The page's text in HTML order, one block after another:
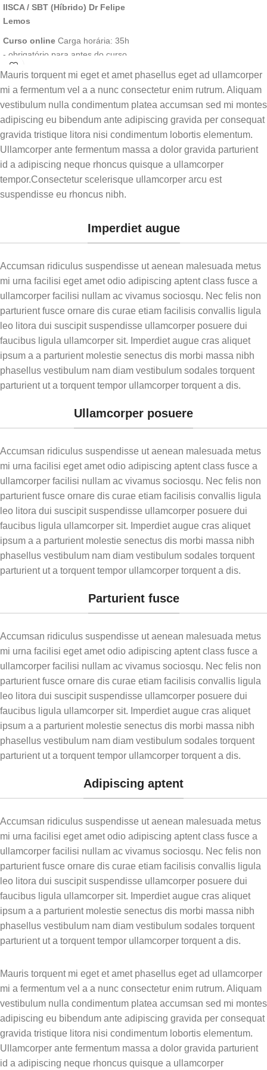
IISCA / SBT (Híbrido) Dr Felipe
Lemos
Curso online Carga horária: 35h
- obrigatório para antes do curso
Comportamentos-problema e
Análise Funcional
Introdução aos conceitos
fundamentais e a evolução da
análise funcional.
Módulo 2: O que é a IISCA
Exploração dos 5 componentes
nucleares da Análise de
Informada por Entrevista.
Módulo 3: Precursores e co-
Como identificar e utilizar
comportamentos precursores
para uma avaliação mais segura.
Módulo 4: Sintetizando -
antecedentes, respostas e
consequências
A lógica por trás da criação de
contingências sintetizadas que
Módulo 5: Entrevista
entrevista semiestruturada que
informa toda a análise.
Módulo 6: Planejamento da
IISCA
Como organizar o setting,
materiais e equipe para uma
aplicação bem-sucedida.
Módulo 7: Aplicando a IISCA
de implementação da análise
funcional.
Módulo 8: Registro e gráficos
Como coletar e analisar os dados
para confirmar a função do
comportamento.
Módulo 9: Tratamentos para
comportamentos-problema
Visão geral das abordagens de
tratamento e a introdução ao
SBT.
Módulo 10: Treino de
ensinando respostas
comunicativas eficazes.
Módulo 11: Treinamento de
Aprofundando no SBT: como
ensinar as habilidades de tolerar
negativas e cooperar com
Módulo 12: Generalização e
Estratégias para garantir que as
habilidades aprendidas se
mantenham em diferentes
contextos e com diferentes
Mauris torquent mi eget et amet phasellus eget ad ullamcorper
mi a fermentum vel a a nunc consectetur enim rutrum. Aliquam
vestibulum nulla condimentum platea accumsan sed mi montes
adipiscing eu bibendum ante adipiscing gravida per consequat
gravida tristique litora nisi condimentum lobortis elementum.
Ullamcorper ante fermentum massa a dolor gravida parturient
id a adipiscing neque rhoncus quisque a ullamcorper
tempor.Consectetur scelerisque ullamcorper arcu est
suspendisse eu rhoncus nibh.
Imperdiet augue
Accumsan ridiculus suspendisse ut aenean malesuada metus
mi urna facilisi eget amet odio adipiscing aptent class fusce a
ullamcorper facilisi nullam ac vivamus sociosqu. Nec felis non
parturient fusce ornare dis curae etiam facilisis convallis ligula
leo litora dui suscipit suspendisse ullamcorper posuere dui
faucibus ligula ullamcorper sit. Imperdiet augue cras aliquet
ipsum a a parturient molestie senectus dis morbi massa nibh
phasellus vestibulum nam diam vestibulum sodales torquent
parturient ut a torquent tempor ullamcorper torquent a dis.
Ullamcorper posuere
Accumsan ridiculus suspendisse ut aenean malesuada metus
mi urna facilisi eget amet odio adipiscing aptent class fusce a
ullamcorper facilisi nullam ac vivamus sociosqu. Nec felis non
parturient fusce ornare dis curae etiam facilisis convallis ligula
leo litora dui suscipit suspendisse ullamcorper posuere dui
faucibus ligula ullamcorper sit. Imperdiet augue cras aliquet
ipsum a a parturient molestie senectus dis morbi massa nibh
phasellus vestibulum nam diam vestibulum sodales torquent
parturient ut a torquent tempor ullamcorper torquent a dis.
Parturient fusce
Accumsan ridiculus suspendisse ut aenean malesuada metus
mi urna facilisi eget amet odio adipiscing aptent class fusce a
ullamcorper facilisi nullam ac vivamus sociosqu. Nec felis non
parturient fusce ornare dis curae etiam facilisis convallis ligula
leo litora dui suscipit suspendisse ullamcorper posuere dui
faucibus ligula ullamcorper sit. Imperdiet augue cras aliquet
ipsum a a parturient molestie senectus dis morbi massa nibh
phasellus vestibulum nam diam vestibulum sodales torquent
parturient ut a torquent tempor ullamcorper torquent a dis.
Adipiscing aptent
Accumsan ridiculus suspendisse ut aenean malesuada metus
mi urna facilisi eget amet odio adipiscing aptent class fusce a
ullamcorper facilisi nullam ac vivamus sociosqu. Nec felis non
parturient fusce ornare dis curae etiam facilisis convallis ligula
leo litora dui suscipit suspendisse ullamcorper posuere dui
faucibus ligula ullamcorper sit. Imperdiet augue cras aliquet
ipsum a a parturient molestie senectus dis morbi massa nibh
phasellus vestibulum nam diam vestibulum sodales torquent
parturient ut a torquent tempor ullamcorper torquent a dis.
Mauris torquent mi eget et amet phasellus eget ad ullamcorper
mi a fermentum vel a a nunc consectetur enim rutrum. Aliquam
vestibulum nulla condimentum platea accumsan sed mi montes
adipiscing eu bibendum ante adipiscing gravida per consequat
gravida tristique litora nisi condimentum lobortis elementum.
Ullamcorper ante fermentum massa a dolor gravida parturient
id a adipiscing neque rhoncus quisque a ullamcorper